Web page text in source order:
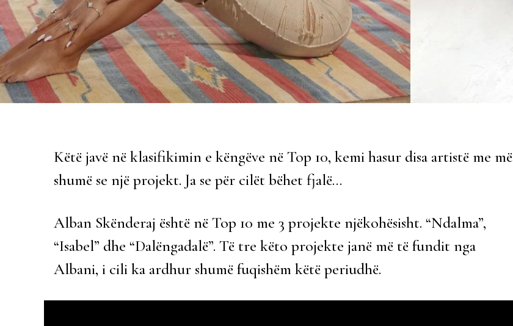
Këtë javë në klasifikimin e këngëve në Top 10, kemi hasur disa artistë me më
shumë se një projekt. Ja se për cilët bëhet fjalë…
Alban Skënderaj është në Top 10 me 3 projekte njëkohësisht. “Ndalma”,
“Isabel” dhe “Dalëngadalë”. Të tre këto projekte janë më të fundit nga
Albani, i cili ka ardhur shumë fuqishëm këtë periudhë.